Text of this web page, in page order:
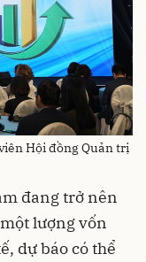
Hội đồng Quản trị
đang trở nên
lượng vốn
dự báo có thể